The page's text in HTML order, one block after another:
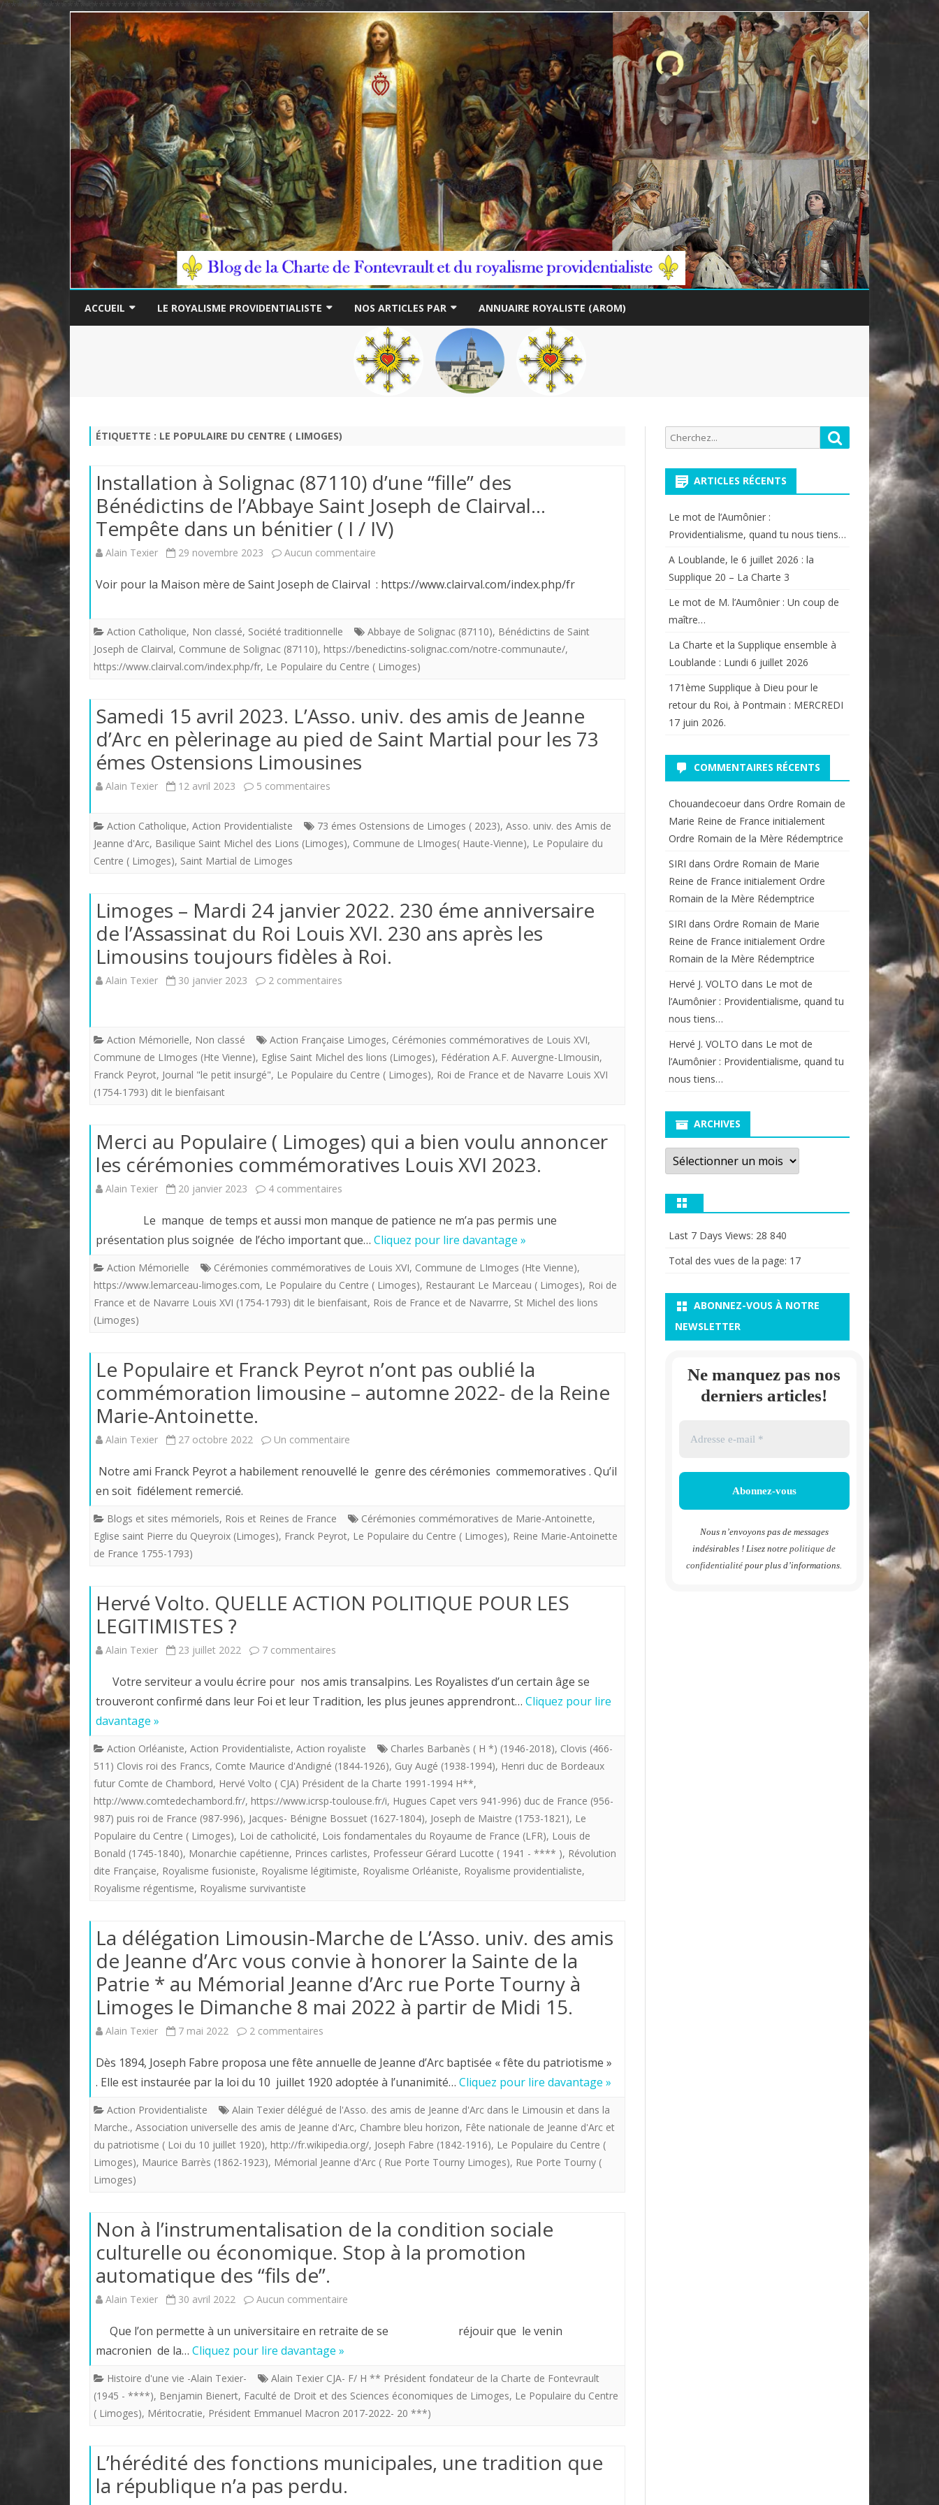
/****************************************************/
to
ACCUEIL LE ROYALISME PROVIDENTIALISTE NOS ARTICLES PAR
THÉME
AUTEUR
ANNUAIRE ROYALISTE (AROM)
ÉTIQUETTE : LE POPULAIRE DU CENTRE ( LIMOGES)
Installation à Solignac (87110) d’une “fille” des
Bénédictins de l’Abbaye Saint Joseph de Clairval…
Tempête dans un bénitier ( I / IV)
Alain Texier 29 novembre 2023 Aucun commentaire
Solignac
(87110)
d’une
des
Bénédictins
Saint
Joseph
Tempête
dans
un
I
/
Voir pour la Maison mère de Saint Joseph de Clairval : https://www.clairval.com/index.php/fr
Action Catholique, Non classé, Société traditionnelle Abbaye de Solignac (87110), Bénédictins de Saint
Joseph de Clairval, Commune de Solignac (87110), https://benedictins-solignac.com/notre-communaute/,
https://www.clairval.com/index.php/fr, Le Populaire du Centre ( Limoges)
Samedi 15 avril 2023. L’Asso. univ. des amis de Jeanne
d’Arc en pèlerinage au pied de Saint Martial pour les 73
émes Ostensions Limousines
Alain Texier 12 avril 2023 5 commentaires
15
L’Asso.
univ.
des
amis
d’Arc
en
pied
de
Martial
pour
les
73
Limousines
Action Catholique, Action Providentialiste 73 émes Ostensions de Limoges ( 2023), Asso. univ. des Amis de
Jeanne d'Arc, Basilique Saint Michel des Lions (Limoges), Commune de LImoges( Haute-Vienne), Le Populaire du
Centre ( Limoges), Saint Martial de Limoges
Limoges – Mardi 24 janvier 2022. 230 éme anniversaire
de l’Assassinat du Roi Louis XVI. 230 ans après les
Limousins toujours fidèles à Roi.
Alain Texier 30 janvier 2023 2 commentaires
Mardi
24
230
éme
de
l’Assassinat
du
Roi
230
ans
les
Limousins
fidèles
à
Action Mémorielle, Non classé Action Française Limoges, Cérémonies commémoratives de Louis XVI,
Commune de LImoges (Hte Vienne), Eglise Saint Michel des lions (Limoges), Fédération A.F. Auvergne-LImousin,
Franck Peyrot, Journal "le petit insurgé", Le Populaire du Centre ( Limoges), Roi de France et de Navarre Louis XVI
(1754-1793) dit le bienfaisant
Merci au Populaire ( Limoges) qui a bien voulu annoncer
les cérémonies commémoratives Louis XVI 2023.
Alain Texier 20 janvier 2023 4 commentaires
au
Populaire
(
Limoges)
cérémonies
Louis
Le manque de temps et aussi mon manque de patience ne m’a pas permis une
présentation plus soignée de l’écho important que… Cliquez pour lire davantage »
Action Mémorielle Cérémonies commémoratives de Louis XVI, Commune de LImoges (Hte Vienne),
https://www.lemarceau-limoges.com, Le Populaire du Centre ( Limoges), Restaurant Le Marceau ( Limoges), Roi de
France et de Navarre Louis XVI (1754-1793) dit le bienfaisant, Rois de France et de Navarrre, St Michel des lions
(Limoges)
Le Populaire et Franck Peyrot n’ont pas oublié la
commémoration limousine – automne 2022- de la Reine
Marie-Antoinette.
Alain Texier 27 octobre 2022 Un commentaire
et
Franck
pas
commémoration
limousine
automne
2022-
de
Reine
Marie-
Notre ami Franck Peyrot a habilement renouvellé le genre des cérémonies commemoratives . Qu’il
en soit fidélement remercié.
Blogs et sites mémoriels, Rois et Reines de France Cérémonies commémoratives de Marie-Antoinette,
Eglise saint Pierre du Queyroix (Limoges), Franck Peyrot, Le Populaire du Centre ( Limoges), Reine Marie-Antoinette
de France 1755-1793)
Hervé Volto. QUELLE ACTION POLITIQUE POUR LES
LEGITIMISTES ?
Alain Texier 23 juillet 2022 7 commentaires
Volto.
ACTION
POLITIQUE
POUR
LES
Votre serviteur a voulu écrire pour nos amis transalpins. Les Royalistes d’un certain âge se
trouveront confirmé dans leur Foi et leur Tradition, les plus jeunes apprendront… Cliquez pour lire
davantage »
Action Orléaniste, Action Providentialiste, Action royaliste Charles Barbanès ( H *) (1946-2018), Clovis (466-
511) Clovis roi des Francs, Comte Maurice d'Andigné (1844-1926), Guy Augé (1938-1994), Henri duc de Bordeaux
futur Comte de Chambord, Hervé Volto ( CJA) Président de la Charte 1991-1994 H**,
http://www.comtedechambord.fr/, https://www.icrsp-toulouse.fr/i, Hugues Capet vers 941-996) duc de France (956-
987) puis roi de France (987-996), Jacques- Bénigne Bossuet (1627-1804), Joseph de Maistre (1753-1821), Le
Populaire du Centre ( Limoges), Loi de catholicité, Lois fondamentales du Royaume de France (LFR), Louis de
Bonald (1745-1840), Monarchie capétienne, Princes carlistes, Professeur Gérard Lucotte ( 1941 - **** ), Révolution
dite Française, Royalisme fusioniste, Royalisme légitimiste, Royalisme Orléaniste, Royalisme providentialiste,
Royalisme régentisme, Royalisme survivantiste
La délégation Limousin-Marche de L’Asso. univ. des amis
de Jeanne d’Arc vous convie à honorer la Sainte de la
Patrie * au Mémorial Jeanne d’Arc rue Porte Tourny à
Limoges le Dimanche 8 mai 2022 à partir de Midi 15.
Alain Texier 7 mai 2022 2 commentaires
délégation
Limousin-
Marche
de
des
amis
de
Jeanne
vous
convie
à
honorer
Sainte
de
Dès 1894, Joseph Fabre proposa une fête annuelle de Jeanne d’Arc baptisée « fête du patriotisme »
. Elle est instaurée par la loi du 10 juillet 1920 adoptée à l’unanimité… Cliquez pour lire davantage »
Action Providentialiste
Alain Texier délégué de l'Asso. des amis de Jeanne d'Arc dans le Limousin et dans la
Marche., Association universelle des amis de Jeanne d'Arc, Chambre bleu horizon, Fête nationale de Jeanne d'Arc et
du patriotisme ( Loi du 10 juillet 1920), http://fr.wikipedia.org/, Joseph Fabre (1842-1916), Le Populaire du Centre (
Limoges), Maurice Barrès (1862-1923), Mémorial Jeanne d'Arc ( Rue Porte Tourny Limoges), Rue Porte Tourny (
Limoges)
Non à l’instrumentalisation de la condition sociale
culturelle ou économique. Stop à la promotion
automatique des “fils de”.
Alain Texier 30 avril 2022 Aucun commentaire
l’instrumentalisation
de
la
sociale
Que l’on permette à un universitaire en retraite de se réjouir que le venin
macronien de la… Cliquez pour lire davantage »
Histoire d'une vie -Alain Texier-
Alain Texier CJA- F/ H ** Président fondateur de la Charte de Fontevrault
(1945 - ****), Benjamin Bienert, Faculté de Droit et des Sciences économiques de Limoges, Le Populaire du Centre
( Limoges), Méritocratie, Président Emmanuel Macron 2017-2022- 20 ***)
L’hérédité des fonctions municipales, une tradition que
la république n’a pas perdu.
Recherche
pour:
ARTICLES RÉCENTS
Le mot de l’Aumônier :
Providentialisme, quand tu nous tiens…
A Loublande, le 6 juillet 2026 : la
Supplique 20 – La Charte 3
Le mot de M. l’Aumônier : Un coup de
maître…
La Charte et la Supplique ensemble à
Loublande : Lundi 6 juillet 2026
171ème Supplique à Dieu pour le
retour du Roi, à Pontmain : MERCREDI
17 juin 2026.
COMMENTAIRES RÉCENTS
Chouandecoeurdans Ordre Romain de
Marie Reine de France initialement
Ordre Romain de la Mère Rédemptrice
SIRI dans Ordre Romain de Marie
Reine de France initialement Ordre
Romain de la Mère Rédemptrice
SIRI dans Ordre Romain de Marie
Reine de France initialement Ordre
Romain de la Mère Rédemptrice
Hervé J. VOLTO dans Le mot de
l’Aumônier : Providentialisme, quand tu
nous tiens…
Hervé J. VOLTO dans Le mot de
l’Aumônier : Providentialisme, quand tu
nous tiens…
ARCHIVES
Archives
Last 7 Days Views: 28 840
Total des vues de la page: 17
ABONNEZ-VOUS À NOTRE
NEWSLETTER
Ne manquez pas nos
derniers articles!
Nous n’envoyons pas de messages
indésirables ! Lisez notrepolitique de
confidentialité pour plus d’informations.